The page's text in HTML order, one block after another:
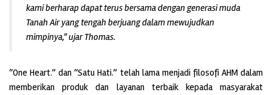
kami berharap dapat terus bersama dengan generasi muda
Tanah Air yang tengah berjuang dalam mewujudkan
mimpinya,” ujar Thomas.
“One Heart.” dan “Satu Hati.” telah lama menjadi filosofi AHM dalam
memberikan produk dan layanan terbaik kepada masyarakat